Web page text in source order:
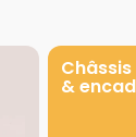
Châssis
&